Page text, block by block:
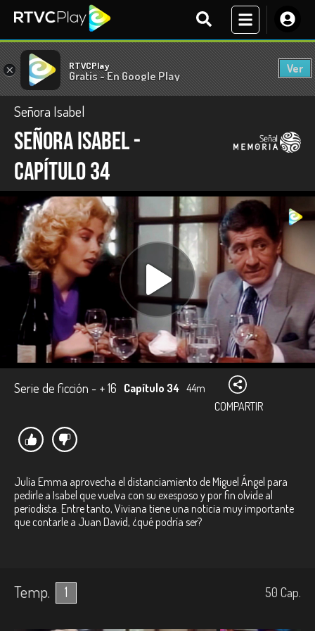
× RTVCPlay
Gratis - En Google Play
Ver
Señora Isabel
Señora Isabel -
capítulo 34
Serie de ficción - + 16 Capítulo 34 44m
COMPARTIR
Julia Emma aprovecha el distanciamiento de Miguel Ángel para
pedirle a Isabel que vuelva con su exesposo y por fin olvide al
periodista. Entre tanto, Viviana tiene una noticia muy importante
que contarle a Juan David, ¿qué podría ser?
Temp. 1 50 Cap.